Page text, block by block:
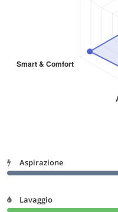
Aspirazione
Lavaggio